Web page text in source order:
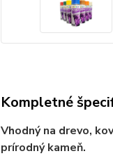
Kompletné
Vhodný na drevo,
prírodný kameň.